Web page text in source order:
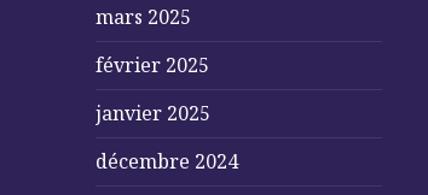
mars 2025
février 2025
janvier 2025
décembre 2024